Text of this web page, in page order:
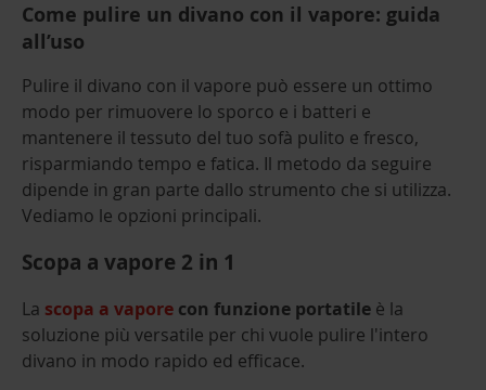
Come pulire un divano con il vapore: guida
all’uso
Pulire il divano con il vapore può essere un ottimo
modo per rimuovere lo sporco e i batteri e
mantenere il tessuto del tuo sofà pulito e fresco,
risparmiando tempo e fatica. Il metodo da seguire
dipende in gran parte dallo strumento che si utilizza.
Vediamo le opzioni principali.
Scopa a vapore 2 in 1
La scopa a vapore con funzione portatile è la
soluzione più versatile per chi vuole pulire l'intero
divano in modo rapido ed efficace.